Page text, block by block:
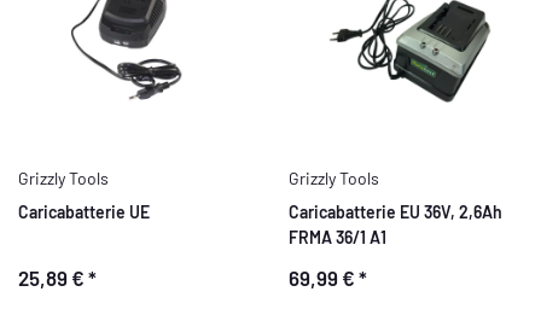
Grizzly Tools
Caricabatterie UE
25,89 € *
Grizzly Tools
Caricabatterie EU 36V, 2,6Ah
FRMA 36/1 A1
69,99 € *